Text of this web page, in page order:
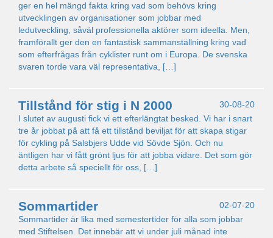
ger en hel mängd fakta kring vad som behövs kring
utvecklingen av organisationer som jobbar med
ledutveckling, såväl professionella aktörer som ideella. Men,
framförallt ger den en fantastisk sammanställning kring vad
som efterfrågas från cyklister runt om i Europa. De svenska
svaren torde vara väl representativa, […]
30-08-20
Tillstånd för stig i N 2000
I slutet av augusti fick vi ett efterlängtat besked. Vi har i snart
tre år jobbat på att få ett tillstånd beviljat för att skapa stigar
för cykling på Salsbjers Udde vid Sövde Sjön. Och nu
äntligen har vi fått grönt ljus för att jobba vidare. Det som gör
detta arbete så speciellt för oss, […]
02-07-20
Sommartider
Sommartider är lika med semestertider för alla som jobbar
med Stiftelsen. Det innebär att vi under juli månad inte